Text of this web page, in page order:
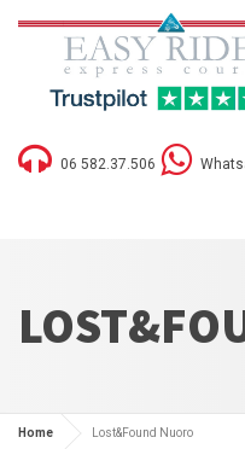
06 582.37.506
Home Lost&Found Nuoro